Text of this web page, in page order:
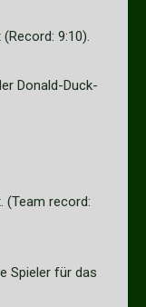
9:10).
Donald-Duck-
(Team record:
Spieler für das